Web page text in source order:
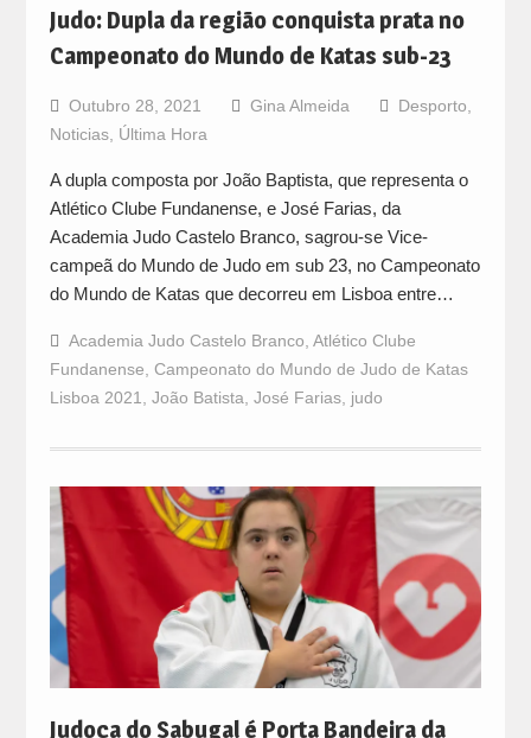
Judo: Dupla da região conquista prata no
Campeonato do Mundo de Katas sub-23
Outubro 28, 2021 Gina Almeida Desporto
Noticias, Última Hora
A dupla composta por João Baptista, que representa o
Atlético Clube Fundanense, e José Farias, da
Academia Judo Castelo Branco, sagrou-se Vice-
campeã do Mundo de Judo em sub 23, no Campeonato
do Mundo de Katas que decorreu em Lisboa entre…
Academia Judo Castelo Branco Atlético Clube
Fundanense Campeonato do Mundo de Judo de Katas
Lisboa 2021
João Batista José Farias, judo
Judoca do Sabugal é Porta Bandeira da